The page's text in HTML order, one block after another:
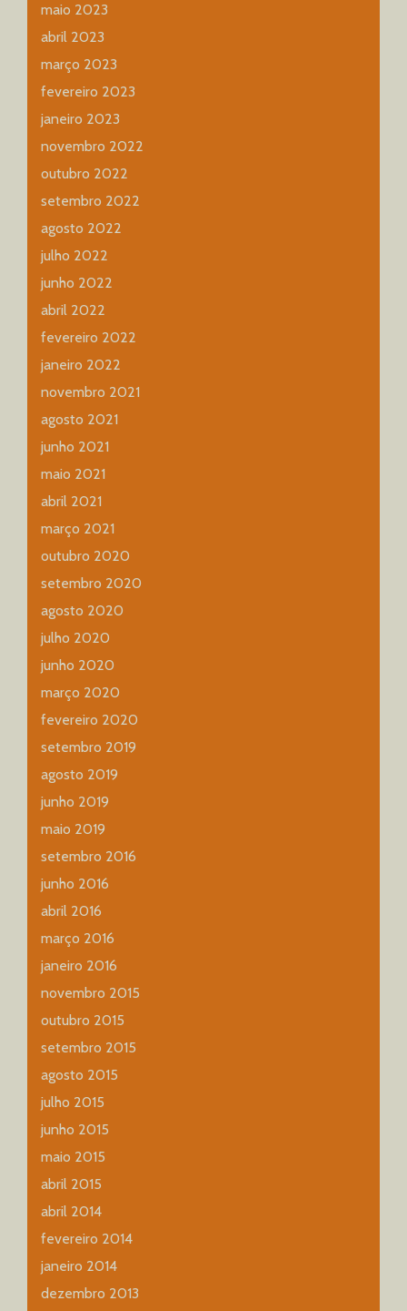
maio 2023
abril 2023
março 2023
fevereiro 2023
janeiro 2023
novembro 2022
outubro 2022
setembro 2022
agosto 2022
julho 2022
junho 2022
abril 2022
fevereiro 2022
janeiro 2022
novembro 2021
agosto 2021
junho 2021
maio 2021
abril 2021
março 2021
outubro 2020
setembro 2020
agosto 2020
julho 2020
junho 2020
março 2020
fevereiro 2020
setembro 2019
agosto 2019
junho 2019
maio 2019
setembro 2016
junho 2016
abril 2016
março 2016
janeiro 2016
novembro 2015
outubro 2015
setembro 2015
agosto 2015
julho 2015
junho 2015
maio 2015
abril 2015
abril 2014
fevereiro 2014
janeiro 2014
dezembro 2013